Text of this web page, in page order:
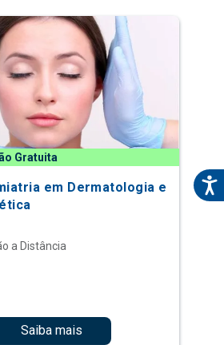
Gratuita
em Dermatologia e
a Distância
Saiba mais